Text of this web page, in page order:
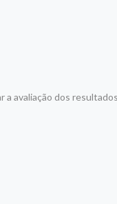
a avaliação dos